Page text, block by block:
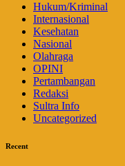
Hukum/Kriminal
Internasional
Kesehatan
Nasional
Olahraga
OPINI
Pertambangan
Redaksi
Sultra Info
Uncategorized
Recent